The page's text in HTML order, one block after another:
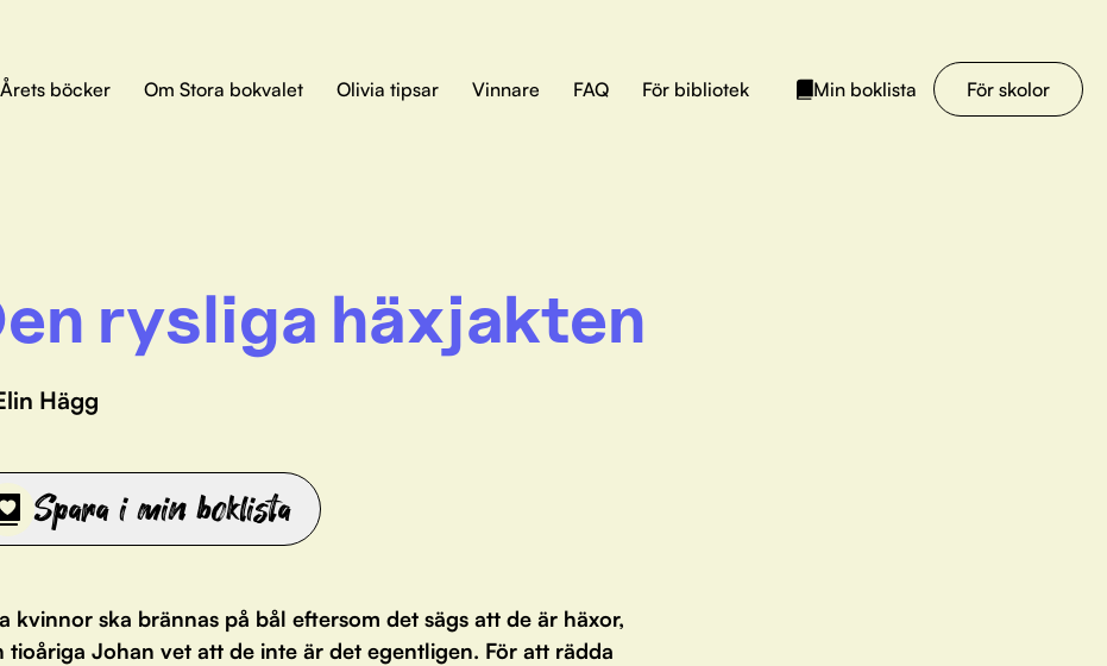
Årets böcker Om Stora bokvalet Olivia tipsar Vinnare FAQ För bibliotek Min boklista För skolor
rysliga häxjakten
Hägg
Spara i min boklista
kvinnor ska brännas på bål eftersom det sägs att de är häxor,
tioåriga Johan vet att de inte är det egentligen. För att rädda